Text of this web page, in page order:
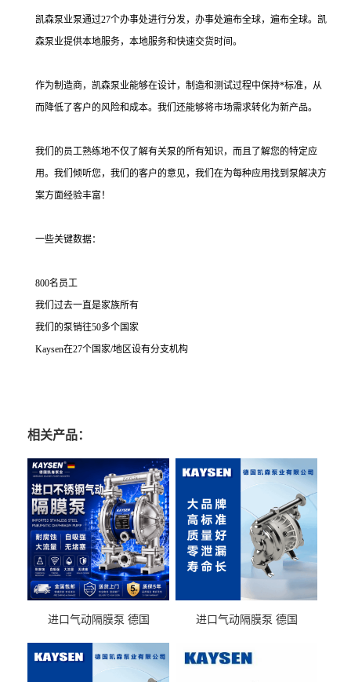
凯森泵业泵通过27个办事处进行分发，办事处遍布全球，遍布全球。凯
森泵业提供本地服务，本地服务和快速交货时间。
作为制造商，凯森泵业能够在设计，制造和测试过程中保持*标准，从
而降低了客户的风险和成本。我们还能够将市场需求转化为新产品。
我们的员工熟练地不仅了解有关泵的所有知识，而且了解您的特定应
用。我们倾听您，我们的客户的意见，我们在为每种应用找到泵解决方
案方面经验丰富！
一些关键数据：
800名员工
我们过去一直是家族所有
我们的泵销往50多个国家
Kaysen在27个国家/地区设有分支机构
相关产品：
进口气动隔膜泵 德国
送气动泵
进口气动隔膜泵 德国
输送